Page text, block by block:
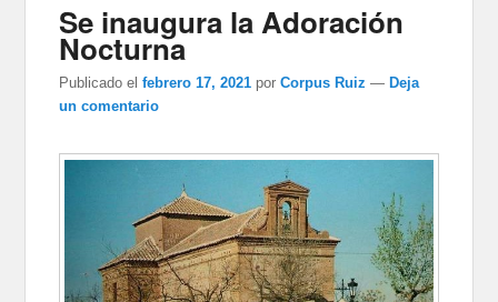
Se inaugura la Adoración
Nocturna
Publicado el febrero 17, 2021 porCorpus Ruiz — Deja
un comentario